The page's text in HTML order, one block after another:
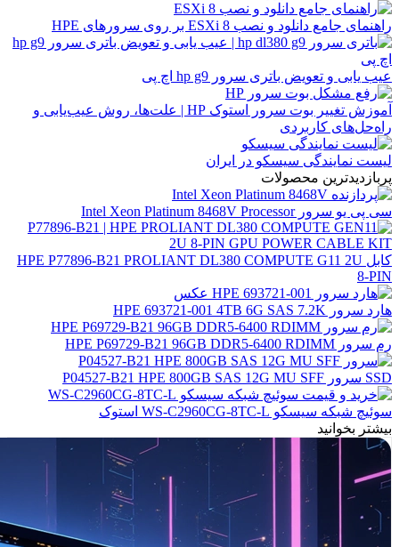
راهنمای جامع دانلود و نصب ESXi 8 بر روی سرورهای HPE
عیب یابی و تعویض باتری سرور hp g9 اچ پی
آموزش تغییر بوت سرور استوک HP | علت‌ها، روش عیب‌یابی و
راه‌حل‌های کاربردی
لیست نمایندگی سیسکو در ایران
پربازدیدترین محصولات
سی پی یو سرور Intel Xeon Platinum 8468V Processor
کابل HPE P77896-B21 PROLIANT DL380 COMPUTE G11 2U
8-PIN
هارد سرور HPE 693721-001 4TB 6G SAS 7.2K
رم سرور HPE P69729-B21 96GB DDR5-6400 RDIMM
SSD سرور P04527-B21 HPE 800GB SAS 12G MU SFF
سوئیچ شبکه سیسکو WS-C2960CG-8TC-L استوک
بیشتر بخوانید